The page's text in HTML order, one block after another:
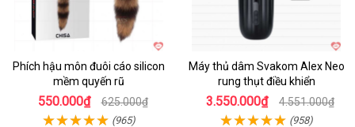
Phích hậu môn đuôi cáo silicon
mềm quyến rũ
550.000₫ 625.000₫
(965)
Máy thủ dâm Svakom Alex Neo
rung thụt điều khiển
3.550.000₫ 4.551.000₫
(958)